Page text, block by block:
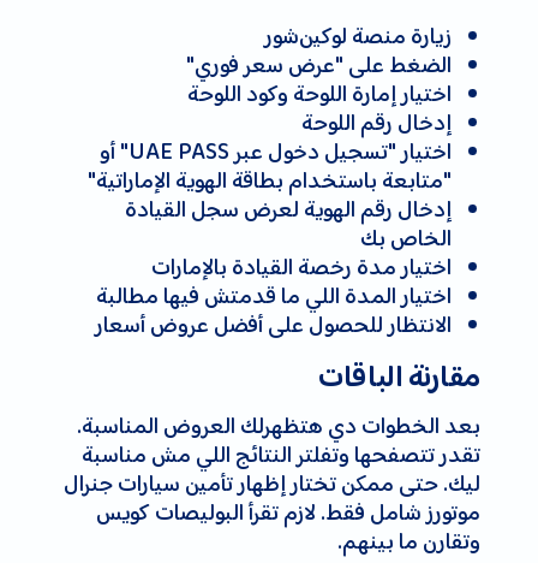
زيارة منصة لوكين‌شور
الضغط على "عرض سعر فوري"
اختيار إمارة اللوحة وكود اللوحة
إدخال رقم اللوحة
اختيار "تسجيل دخول عبر UAE PASS" أو
"متابعة باستخدام بطاقة الهوية الإماراتية"
إدخال رقم الهوية لعرض سجل القيادة
الخاص بك
اختيار مدة رخصة القيادة بالإمارات
اختيار المدة اللي ما قدمتش فيها مطالبة
الانتظار للحصول على أفضل عروض أسعار
مقارنة الباقات
بعد الخطوات دي هتظهرلك العروض المناسبة.
تقدر تتصفحها وتفلتر النتائج اللي مش مناسبة
ليك. حتى ممكن تختار إظهار تأمين سيارات جنرال
موتورز شامل فقط. لازم تقرأ البوليصات كويس
وتقارن ما بينهم.